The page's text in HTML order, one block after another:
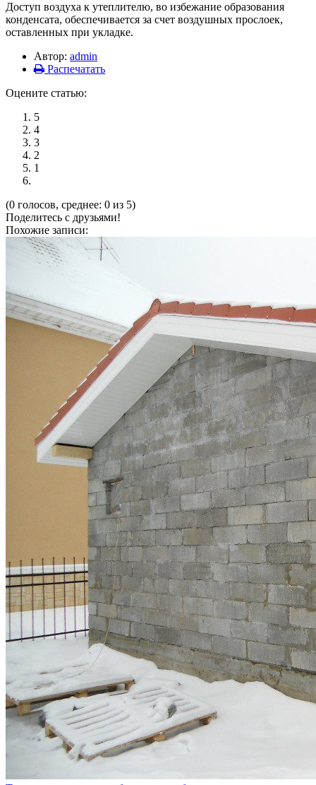
Доступ воздуха к утеплителю, во избежание образования
конденсата, обеспечивается за счет воздушных прослоек,
оставленных при укладке.
Автор: admin
Распечатать
Оцените статью:
5
4
3
2
1
(0 голосов, среднее: 0 из 5)
Поделитесь с друзьями!
Похожие записи: